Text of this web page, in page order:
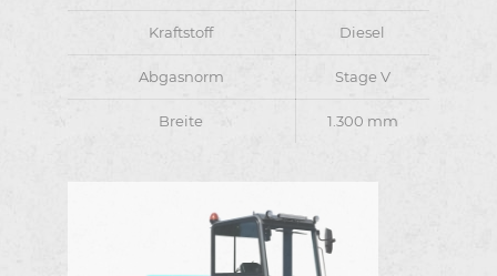
Kraftstoff Diesel
Abgasnorm Stage V
Breite 1.300 mm